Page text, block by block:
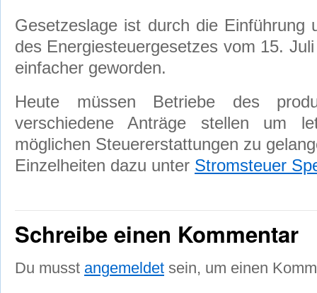
Gesetzeslage ist durch die Einführung
des Energiesteuergesetzes vom 15.
einfacher geworden.
Heute müssen Betriebe des
verschiedene Anträge stellen um
möglichen Steuererstattungen zu
Einzelheiten dazu unter Stromsteuer
Schreibe einen Kommentar
Du musst angemeldet sein, um einen